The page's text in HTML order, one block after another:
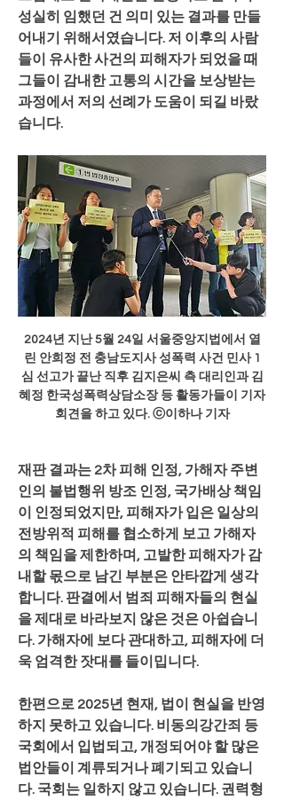
성실히 임했던 건 의미 있는 결과를 만들
어내기 위해서였습니다. 저 이후의 사람
들이 유사한 사건의 피해자가 되었을 때
그들이 감내한 고통의 시간을 보상받는
과정에서 저의 선례가 도움이 되길 바랐
습니다.
2024년 지난 5월 24일 서울중앙지법에서 열
린 안희정 전 충남도지사 성폭력 사건 민사 1
심 선고가 끝난 직후 김지은씨 측 대리인과 김
혜정 한국성폭력상담소장 등 활동가들이 기자
회견을 하고 있다. ⓒ이하나 기자
재판 결과는 2차 피해 인정, 가해자 주변
인의 불법행위 방조 인정, 국가배상 책임
이 인정되었지만, 피해자가 입은 일상의
전방위적 피해를 협소하게 보고 가해자
의 책임을 제한하며, 고발한 피해자가 감
내할 몫으로 남긴 부분은 안타깝게 생각
합니다. 판결에서 범죄 피해자들의 현실
을 제대로 바라보지 않은 것은 아쉽습니
다. 가해자에 보다 관대하고, 피해자에 더
욱 엄격한 잣대를 들이밉니다.
한편으로 2025년 현재, 법이 현실을 반영
하지 못하고 있습니다. 비동의강간죄 등
국회에서 입법되고, 개정되어야 할 많은
법안들이 계류되거나 폐기되고 있습니
다. 국회는 일하지 않고 있습니다. 권력형